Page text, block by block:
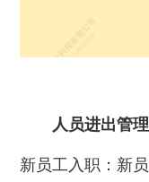
人员进出管理
新员工入职：新